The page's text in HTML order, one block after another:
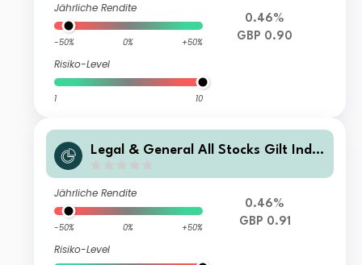
Jährliche Rendite
-50% 0% +50%
Risiko-Level
1 10
0.46%
GBP 0.90
Legal & General All Stocks Gilt Inde
Jährliche Rendite
-50% 0% +50%
Risiko-Level
0.46%
GBP 0.91